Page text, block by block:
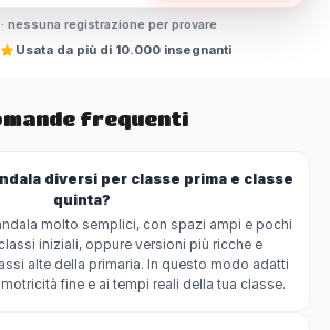
nessuna registrazione per provare
Usata da più di 10.000 insegnanti
frequenti
diversi per classe prima e classe
quinta?
molto semplici, con spazi ampi e pochi
iniziali, oppure versioni più ricche e
alte della primaria. In questo modo adatti
fine e ai tempi reali della tua classe.